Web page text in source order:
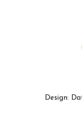
Design: